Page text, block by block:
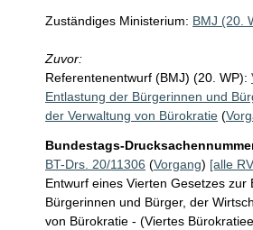
Zuständiges Ministerium: BMJ (20.
Zuvor:
Referentenentwurf (BMJ) (20. WP):
Entlastung der Bürgerinnen und
der Verwaltung von Bürokratie (
Bundestags-
BT-Drs. 20/11306 (Vorgang) [alle
Entwurf eines Vierten Gesetzes zur
Bürgerinnen und Bürger, der
von Bürokratie - (Viertes